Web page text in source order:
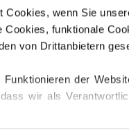
Cookies, wenn Sie
funktionale
von Drittanbietern
der
wir als
, wo Sie auch
Farbton:Neutral
Farbsaison:
Auch schön für:
Knitting for
Merinowolle.
Struktur. Es ist